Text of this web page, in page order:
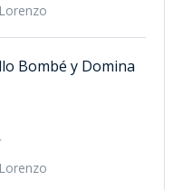
Bombé y Domina